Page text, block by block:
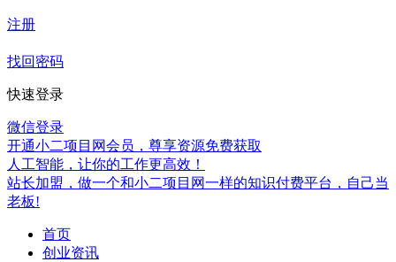
注册
找回密码
快速登录
微信登录
开通小二项目网会员，尊享资源免费获取
人工智能，让你的工作更高效！
站长加盟，做一个和小二项目网一样的知识付费平台，自己当
老板!
首页
创业资讯